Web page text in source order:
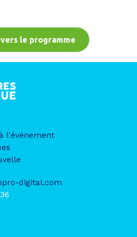
le programme
l'événement
digital.com